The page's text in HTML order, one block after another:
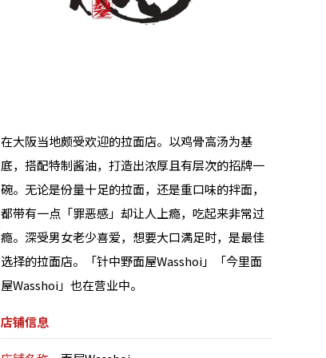
在大阪当地颇受欢迎的拉面店。以鸡骨高汤为基
底，搭配特制酱油，打造出浓厚且有层次的招牌一
碗。无论是份量十足的拉面，还是重口味的拌面，
都带有一点「罪恶感」却让人上瘾，吃起来非常过
瘾。深受男女老少喜爱，想要大口满足时，是最佳
选择的拉面店。「针中野面屋Wasshoi」「今里面
屋Wasshoi」也在营业中。
店铺信息